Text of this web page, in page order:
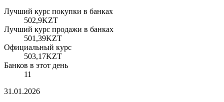
Лучший курс покупки в банках
502,9KZT
Лучший курс продажи в банках
501,39KZT
Официальный курс
503,17KZT
Банков в этот день
11
31.01.2026